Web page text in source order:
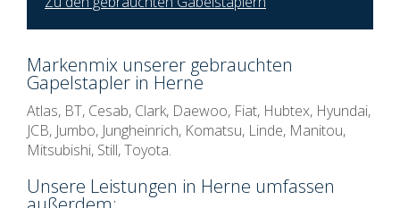
Markenmix unserer gebrauchten
Gapelstapler in Herne
Atlas, BT, Cesab, Clark, Daewoo, Fiat, Hubtex, Hyundai,
JCB, Jumbo, Jungheinrich, Komatsu, Linde, Manitou,
Mitsubishi, Still, Toyota.
Unsere Leistungen in Herne umfassen